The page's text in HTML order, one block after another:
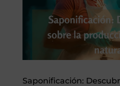
Saponificación: